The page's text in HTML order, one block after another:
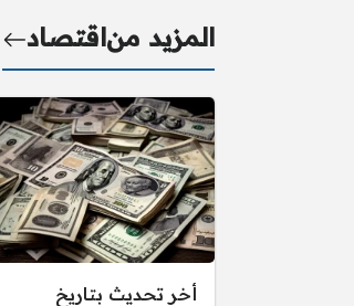
المزيد مناقتصاد
أخر تحديث بتاريخ